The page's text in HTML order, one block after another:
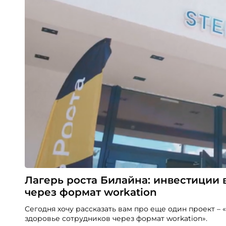
Лагерь роста Билайна: инвестиции
через формат workation
Сегодня хочу рассказать вам про еще один проект
здоровье сотрудников через формат workation».